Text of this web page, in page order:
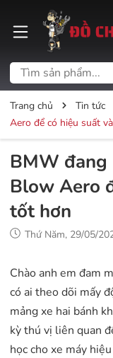
Trang chủ Tin tức
Aero để có hiệu suất
BMW đang
Blow Aero
tốt hơn
Thứ Năm, 29/05/
Chào anh em đam
có ai theo dõi mấy
mảng xe hai bánh
kỳ thú vị liên quan
học cho xe máy